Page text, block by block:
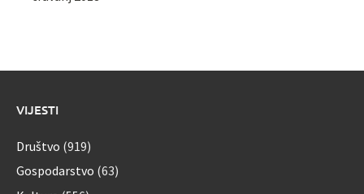
VIJESTI
Društvo (919)
Gospodarstvo (63)